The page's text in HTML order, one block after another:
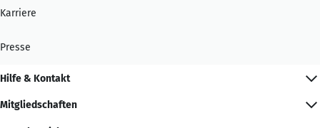
Karriere
Presse
Hilfe & Kontakt
Mitgliedschaften